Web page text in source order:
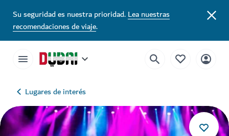
Su seguridad es nuestra prioridad.Lea nuestras
recomendaciones de viaje.
Lugares de interés